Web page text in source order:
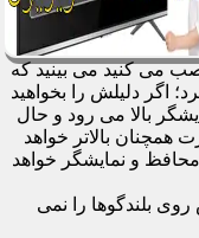
می کنید می بینید که
اگر دلیلش را بخواهید
بالا می رود و حال
بالاتر خواهد
و نمایشگر خواهد
بلندگوها را نمی